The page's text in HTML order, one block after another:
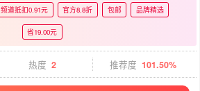
道抵扣0.91元 官方8.8折 包邮 品牌精选
省19.00元
热度 2 推荐度 101.50%